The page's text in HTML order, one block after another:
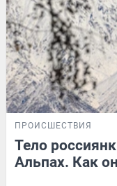
ПРОИСШЕСТВИЯ
Тело
Альпах. Как